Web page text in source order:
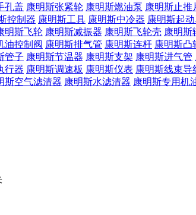
孔盖 康明斯张紧轮 康明斯燃油泵 康明斯止推
控制器 康明斯工具 康明斯中冷器 康明斯起
明斯飞轮 康明斯减振器 康明斯飞轮壳 康明斯
油控制阀 康明斯排气管 康明斯连杆 康明斯凸
管子 康明斯节温器 康明斯支架 康明斯进气管
行器 康明斯调速板 康明斯仪表 康明斯线束导
斯空气滤清器 康明斯水滤清器 康明斯专用机